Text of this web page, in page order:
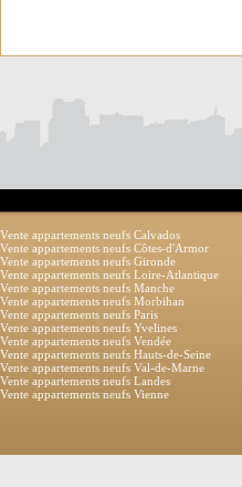
Vente appartements neufs Calvados
Vente appartements neufs Côtes-d'Armor
Vente appartements neufs Gironde
Vente appartements neufs Loire-Atlantique
Vente appartements neufs Manche
Vente appartements neufs Morbihan
Vente appartements neufs Paris
Vente appartements neufs Yvelines
Vente appartements neufs Vendée
Vente appartements neufs Hauts-de-Seine
Vente appartements neufs Val-de-Marne
Vente appartements neufs Landes
Vente appartements neufs Vienne